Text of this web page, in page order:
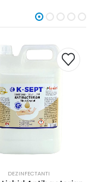
DEZINFECTANTI